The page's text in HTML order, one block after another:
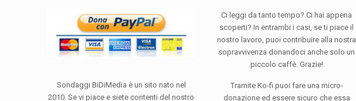
Sondaggi BiDiMedia è un sito nato nel
2010. Se vi piace e siete contenti del nostro
Ci leggi da tanto tempo? Ci hai appena
scoperti? In entrambi i casi, se ti piace il
nostro lavoro, puoi contribuire alla nostra
sopravvivenza donandoci anche solo un
piccolo caffè. Grazie!
Tramite Ko-fi puoi fare una micro-
donazione ed essere sicuro che essa